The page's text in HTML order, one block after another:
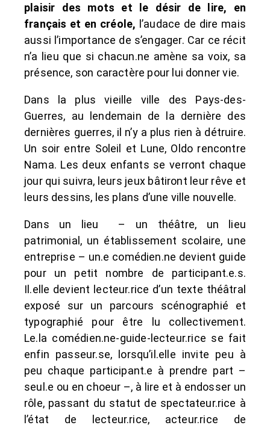
plaisir des mots et le désir de lire, en
français et en créole, l’audace de dire mais
aussi l’importance de s’engager. Car ce récit
n’a lieu que si chacun.ne amène sa voix, sa
présence, son caractère pour lui donner vie.
Dans la plus vieille ville des Pays-des-
Guerres, au lendemain de la dernière des
dernières guerres, il n’y a plus rien à détruire.
Un soir entre Soleil et Lune, Oldo rencontre
Nama. Les deux enfants se verront chaque
jour qui suivra, leurs jeux bâtiront leur rêve et
leurs dessins, les plans d’une ville nouvelle.
Dans un lieu – un théâtre, un lieu
patrimonial, un établissement scolaire, une
entreprise – un.e comédien.ne devient guide
pour un petit nombre de participant.e.s.
Il.elle devient lecteur.rice d’un texte théâtral
exposé sur un parcours scénographié et
typographié pour être lu collectivement.
Le.la comédien.ne-guide-lecteur.rice se fait
enfin passeur.se, lorsqu’il.elle invite peu à
peu chaque participant.e à prendre part –
seul.e ou en choeur –, à lire et à endosser un
rôle, passant du statut de spectateur.rice à
l’état de lecteur.rice, acteur.rice de